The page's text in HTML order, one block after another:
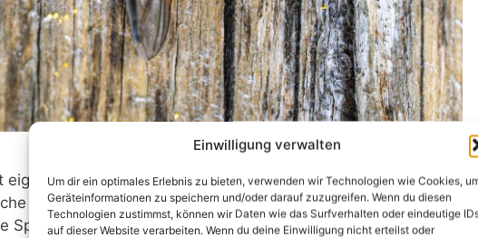
Einwilligung verwalten
Um dir ein optimales Erlebnis zu bieten, verwenden wir Technologien wie Cookies,
Geräteinformationen zu speichern und/oder darauf zuzugreifen. Wenn du diesen
Technologien zustimmst, können wir Daten wie das Surfverhalten oder eindeutige
auf dieser Website verarbeiten. Wenn du deine Einwilligung nicht erteilst oder
eigentlich die Zeit, in der viele Insekten wieder fliegen und
Jagd nach ihnen machen kann. Also habe ich die Akkus
Speicherkarten geleert und das Makroobjektiv entstaubt und